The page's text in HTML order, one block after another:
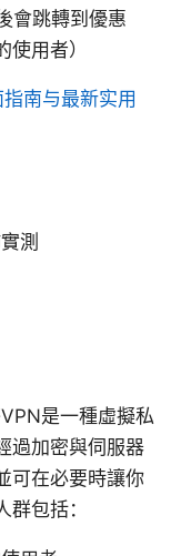
會跳轉到優惠
用者）
南与最新实用
測
是一種虛擬私
過加密與伺服器
可在必要時讓你
包括：